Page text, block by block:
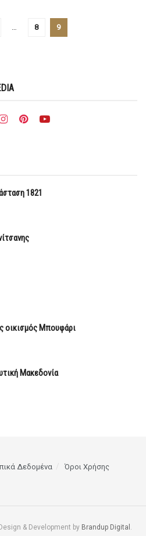
8 9
1821
οικισμός Μπουφάρι
Μακεδονία
Δεδομένα Όροι Χρήσης
& Development by Brandup Digital